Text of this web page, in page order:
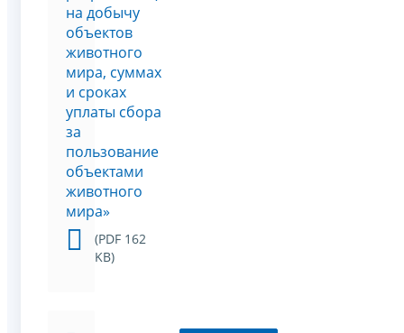
на добычу
объектов
животного
мира, суммах
и сроках
уплаты сбора
за
пользование
объектами
животного
мира»
(PDF 162
KB)